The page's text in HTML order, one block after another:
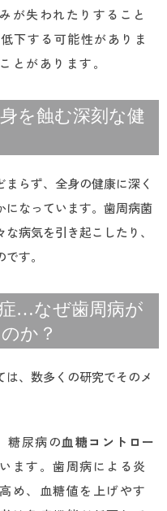
が失われたりすること
下する可能性がありま
とがあります。
を蝕む深刻な健
らず、全身の健康に深く
になっています。歯周病菌
病気を引き起こしたり、
す。
…なぜ歯周病が
か？
、数多くの研究でそのメ
糖尿病の血糖コントロー
ます。歯周病による炎
め、血糖値を上げやす